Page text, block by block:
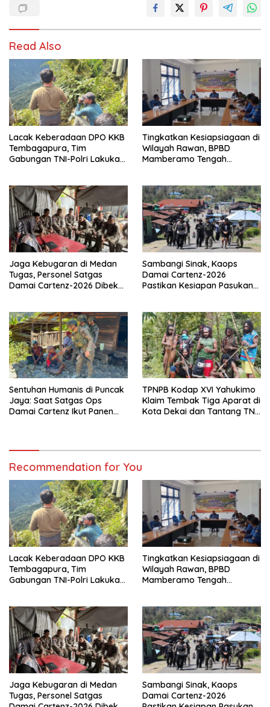
Read Also
Lacak Keberadaan DPO KKB
Tembagapura, Tim
Gabungan TNI-Polri Lakukan
Tingkatkan Kesiapsiagaan di
Wilayah Rawan, BPBD
Mamberamo Tengah
Jaga Kebugaran di Medan
Tugas, Personel Satgas
Damai Cartenz-2026 Dibekali
Sambangi Sinak, Kaops
Damai Cartenz-2026
Pastikan Kesiapan Pasukan
Sentuhan Humanis di Puncak
Jaya: Saat Satgas Ops
Damai Cartenz Ikut Panen
TPNPB Kodap XVI Yahukimo
Klaim Tembak Tiga Aparat di
Kota Dekai dan Tantang TNI-
Recommendation for You
Lacak Keberadaan DPO KKB
Tembagapura, Tim
Gabungan TNI-Polri Lakukan
Tingkatkan Kesiapsiagaan di
Wilayah Rawan, BPBD
Mamberamo Tengah
Jaga Kebugaran di Medan
Tugas, Personel Satgas
Sambangi Sinak, Kaops
Damai Cartenz-2026